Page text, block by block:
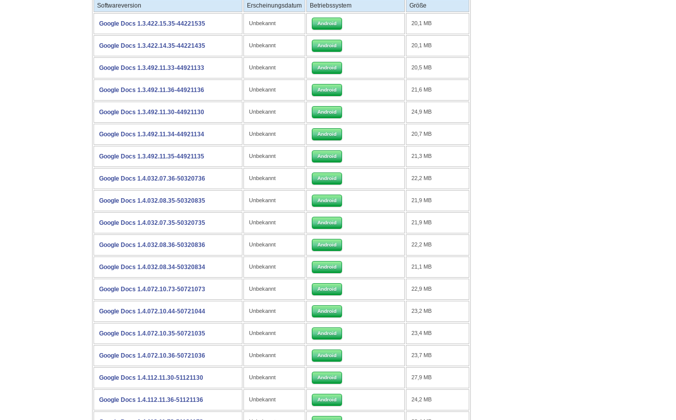
Softwareversion Erscheinungsdatum Betriebssystem Größe
Google Docs 1.3.422.15.35-44221535 Unbekannt Android 20,1 MB
Google Docs 1.3.422.14.35-44221435 Unbekannt Android 20,1 MB
Google Docs 1.3.492.11.33-44921133 Unbekannt Android 20,5 MB
Google Docs 1.3.492.11.36-44921136 Unbekannt Android 21,6 MB
Google Docs 1.3.492.11.30-44921130 Unbekannt Android 24,9 MB
Google Docs 1.3.492.11.34-44921134 Unbekannt Android 20,7 MB
Google Docs 1.3.492.11.35-44921135 Unbekannt Android 21,3 MB
Google Docs 1.4.032.07.36-50320736 Unbekannt Android 22,2 MB
Google Docs 1.4.032.08.35-50320835 Unbekannt Android 21,9 MB
Google Docs 1.4.032.07.35-50320735 Unbekannt Android 21,9 MB
Google Docs 1.4.032.08.36-50320836 Unbekannt Android 22,2 MB
Google Docs 1.4.032.08.34-50320834 Unbekannt Android 21,1 MB
Google Docs 1.4.072.10.73-50721073 Unbekannt Android 22,9 MB
Google Docs 1.4.072.10.44-50721044 Unbekannt Android 23,2 MB
Google Docs 1.4.072.10.35-50721035 Unbekannt Android 23,4 MB
Google Docs 1.4.072.10.36-50721036 Unbekannt Android 23,7 MB
Google Docs 1.4.112.11.30-51121130 Unbekannt Android 27,9 MB
Google Docs 1.4.112.11.36-51121136 Unbekannt Android 24,2 MB